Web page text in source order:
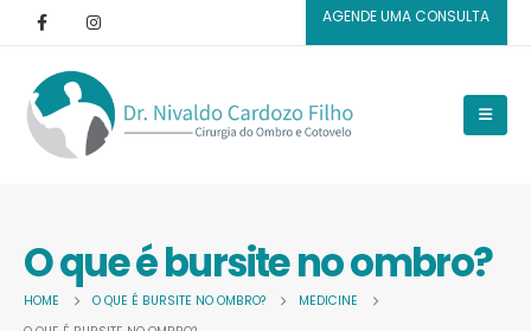
AGENDE UMA CONSULTA
O que é bursite no ombro?
HOME O QUE É BURSITE NO OMBRO?
MEDICINE